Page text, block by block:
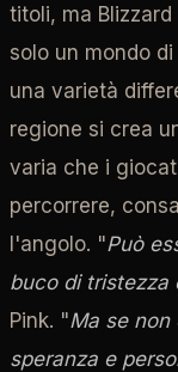
titoli, ma
solo un mondo
una varietà
regione si crea
varia che i
percorrere,
l'angolo. "Può
buco di tristezza
Pink. "Ma se
speranza e